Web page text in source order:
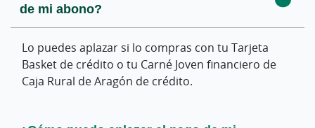
de mi abono?
Lo puedes aplazar si lo compras con tu Tarjeta
Basket de crédito o tu Carné Joven financiero de
Caja Rural de Aragón de crédito.
descuento?
El descuento se aplicará con fecha posterior a la
compra del abono, pudiendo recibir la devolución
en un plazo máximo de dos meses después de la
por haber comprado el abono?
Van a tener premio asegurado y participarán en
este sorteo solo las primeras 200 personas que
adquieran el abono CLUB con la Tarjeta Basket o